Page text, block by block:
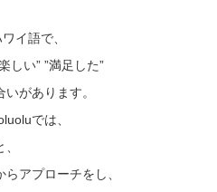
イ語で、
しい” ”満足した”
いがあります。
では、
アプローチをし、